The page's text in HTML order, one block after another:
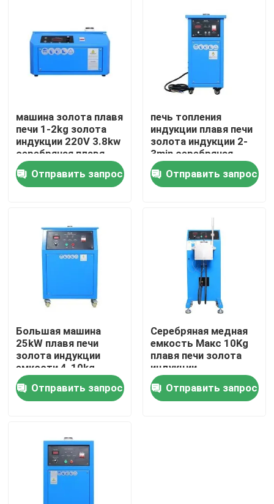
Дом
Продукты
О нас
Путешествие фабрики
Проверка качества
Свяжитесь мы
Новости
Серебряная уточняя машина
машина золота плавя
печи 1-2kg золота
индукции 220V 3.8kw
серебряная плавя
Отправить запрос
печь топления
индукции плавя печи
золота индукции 2-
3min серебряная
медная
Отправить запрос
Большая машина
25kW плавя печи
золота индукции
емкости 4-10kg
Отправить запрос
Серебряная медная
емкость Макс 10Kg
плавя печи золота
индукции
Отправить запрос